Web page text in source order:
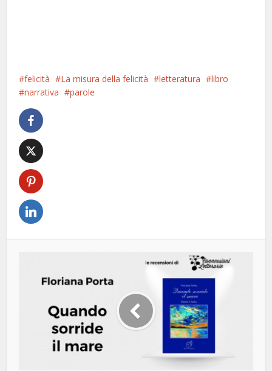
felicità La misura della felicità letteratura
libro
narrativa
parole